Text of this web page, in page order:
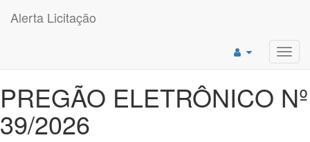
Alerta Licitação
PREGÃO ELETRÔNICO Nº
39/2026